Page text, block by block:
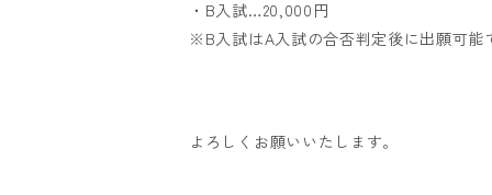
・B入試…20,000円
※B入試はA入試の合否判定後に出願可能
よろしくお願いいたします。